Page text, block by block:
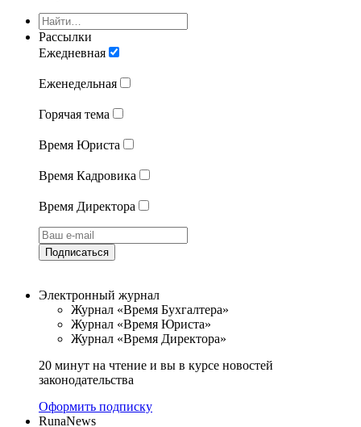
Рассылки
Ежедневная
Еженедельная
Горячая тема
Время Юриста
Время Кадровика
Время Директора
Подписаться
Электронный журнал
Журнал «Время Бухгалтера»
Журнал «Время Юриста»
Журнал «Время Директора»
20 минут на чтение и вы в курсе новостей
законодательства
Оформить подписку
RunaNews